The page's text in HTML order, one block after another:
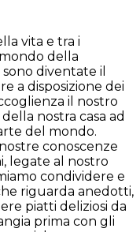
vita e tra i
della
diventate il
a disposizione dei
il nostro
nostra casa ad
del mondo.
conoscenze
legate al nostro
condividere e
riguarda anedotti,
piatti deliziosi da
prima con gli